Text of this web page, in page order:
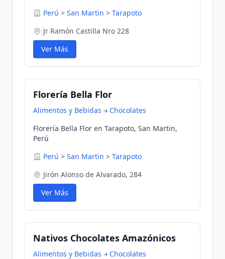
Perú > San Martin > Tarapoto
Jr Ramón Castilla Nro 228
Ver Más
Florería Bella Flor
Alimentos y Bebidas
Chocolates
Florería Bella Flor en Tarapoto, San Martin,
Perú
Perú > San Martin > Tarapoto
Jirón Alonso de Alvarado, 284
Ver Más
Nativos Chocolates Amazónicos
Alimentos y Bebidas
Chocolates